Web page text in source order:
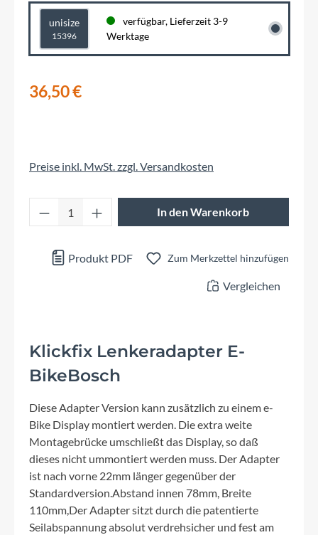
unisize
15396
verfügbar, Lieferzeit 3-9
Werktage
36,50 €
Preise inkl. MwSt. zzgl. Versandkosten
Produkt Anzahl: Gib den gewünschten
In den Warenkorb
Produkt PDF Zum Merkzettel hinzufügen
Vergleichen
Klickfix Lenkeradapter E-
BikeBosch
Diese Adapter Version kann zusätzlich zu einem e-
Bike Display montiert werden. Die extra weite
Montagebrücke umschließt das Display, so daß
dieses nicht ummontiert werden muss. Der Adapter
ist nach vorne 22mm länger gegenüber der
Standardversion.Abstand innen 78mm, Breite
110mm,Der Adapter sitzt durch die patentierte
Seilabspannung absolut verdrehsicher und fest am